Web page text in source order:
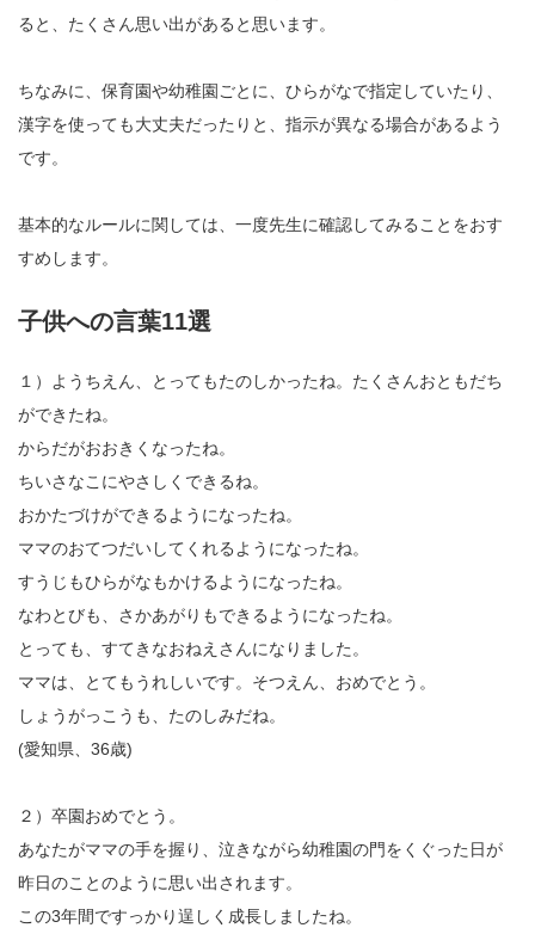
ると、たくさん思い出があると思います。
ちなみに、保育園や幼稚園ごとに、ひらがなで指定していたり、
漢字を使っても大丈夫だったりと、指示が異なる場合があるよう
です。
基本的なルールに関しては、一度先生に確認してみることをおす
すめします。
子供への言葉11選
１）ようちえん、とってもたのしかったね。たくさんおともだち
ができたね。
からだがおおきくなったね。
ちいさなこにやさしくできるね。
おかたづけができるようになったね。
ママのおてつだいしてくれるようになったね。
すうじもひらがなもかけるようになったね。
なわとびも、さかあがりもできるようになったね。
とっても、すてきなおねえさんになりました。
ママは、とてもうれしいです。そつえん、おめでとう。
しょうがっこうも、たのしみだね。
(愛知県、36歳)
２）卒園おめでとう。
あなたがママの手を握り、泣きながら幼稚園の門をくぐった日が
昨日のことのように思い出されます。
この3年間ですっかり逞しく成長しましたね。